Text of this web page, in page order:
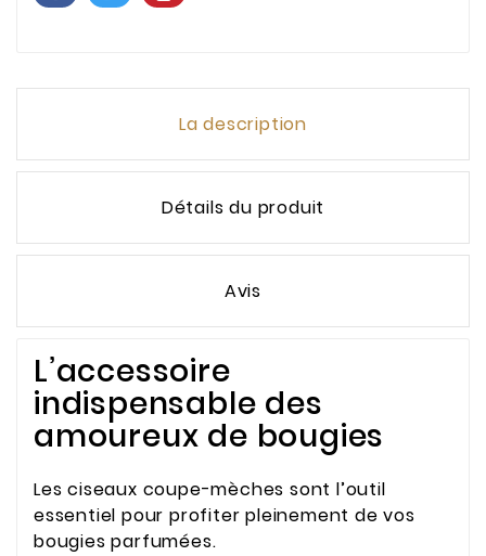
La description
Détails du produit
Avis
L’accessoire
indispensable des
amoureux de bougies
Les ciseaux coupe-mèches sont l’outil
essentiel pour profiter pleinement de vos
bougies parfumées.